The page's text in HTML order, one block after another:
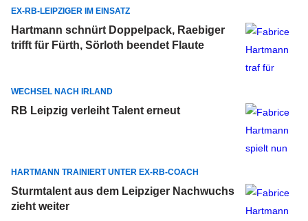
EX-RB-LEIPZIGER IM EINSATZ
Hartmann schnürt Doppelpack, Raebiger
trifft für Fürth, Sörloth beendet Flaute
WECHSEL NACH IRLAND
RB Leipzig verleiht Talent erneut
HARTMANN TRAINIERT UNTER EX-RB-COACH
Sturmtalent aus dem Leipziger Nachwuchs
zieht weiter